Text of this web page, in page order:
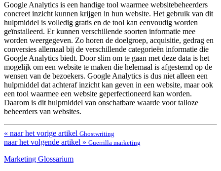
Google Analytics is een handige tool waarmee websitebeheerders
concreet inzicht kunnen krijgen in hun website. Het gebruik van dit
hulpmiddel is volledig gratis en de tool kan eenvoudig worden
geïnstalleerd. Er kunnen verschillende soorten informatie mee
worden weergegeven. Zo horen de doelgroep, acquisitie, gedrag en
conversies allemaal bij de verschillende categorieën informatie die
Google Analytics biedt. Door slim om te gaan met deze data is het
mogelijk om een website te maken die helemaal is afgestemd op de
wensen van de bezoekers. Google Analytics is dus niet alleen een
hulpmiddel dat achteraf inzicht kan geven in een website, maar ook
een tool waarmee een website geperfectioneerd kan worden.
Daarom is dit hulpmiddel van onschatbare waarde voor talloze
beheerders van websites.
« naar het vorige artikel Ghostwriting
naar het volgende artikel » Guerrilla marketing
Marketing Glossarium